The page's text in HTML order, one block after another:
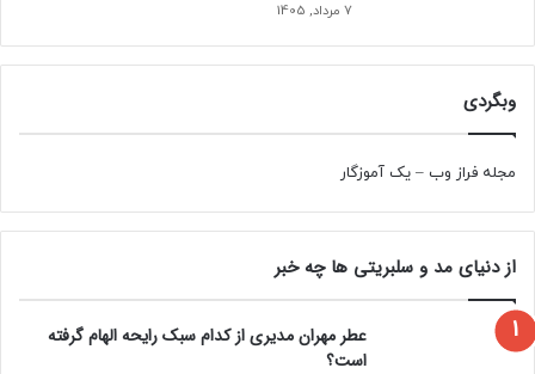
7 مرداد, 1405
وبگردی
مجله فراز وب – یک آموزگار
از دنیای مد و سلبریتی ها چه خبر
عطر مهران مدیری از کدام سبک رایحه الهام گرفته
است؟